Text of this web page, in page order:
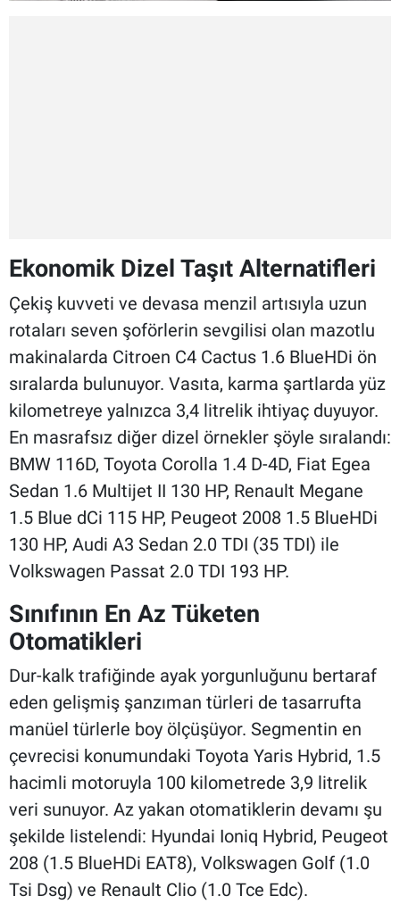
Ekonomik Dizel Taşıt Alternatifleri
Çekiş kuvveti ve devasa menzil artısıyla uzun
rotaları seven şoförlerin sevgilisi olan mazotlu
makinalarda Citroen C4 Cactus 1.6 BlueHDi ön
sıralarda bulunuyor. Vasıta, karma şartlarda yüz
kilometreye yalnızca 3,4 litrelik ihtiyaç duyuyor.
En masrafsız diğer dizel örnekler şöyle sıralandı:
BMW 116D, Toyota Corolla 1.4 D-4D, Fiat Egea
Sedan 1.6 Multijet II 130 HP, Renault Megane
1.5 Blue dCi 115 HP, Peugeot 2008 1.5 BlueHDi
130 HP, Audi A3 Sedan 2.0 TDI (35 TDI) ile
Volkswagen Passat 2.0 TDI 193 HP.
Sınıfının En Az Tüketen
Otomatikleri
Dur-kalk trafiğinde ayak yorgunluğunu bertaraf
eden gelişmiş şanzıman türleri de tasarrufta
manüel türlerle boy ölçüşüyor. Segmentin en
çevrecisi konumundaki Toyota Yaris Hybrid, 1.5
hacimli motoruyla 100 kilometrede 3,9 litrelik
veri sunuyor. Az yakan otomatiklerin devamı şu
şekilde listelendi: Hyundai Ioniq Hybrid, Peugeot
208 (1.5 BlueHDi EAT8), Volkswagen Golf (1.0
Tsi Dsg) ve Renault Clio (1.0 Tce Edc).